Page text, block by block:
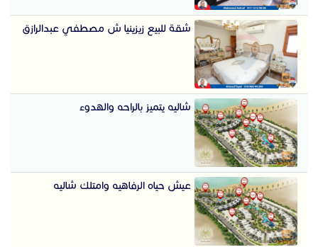
شقة للبيع زيزينيا ش مصطفي عبدالرازق
شاليه يتميز بالراحه والهدوء
عيش حياه الرفاهيه وامتلك شاليه